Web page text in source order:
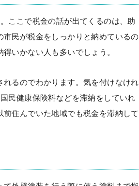
ここで税金の話が出てくるのは、助
民が税金をしっかりと納めているの
いかない人も多いでしょう。
るのでわかります。気を付けなけれ
民健康保険料などを滞納をしていれ
住んでいた地域でも税金を滞納して